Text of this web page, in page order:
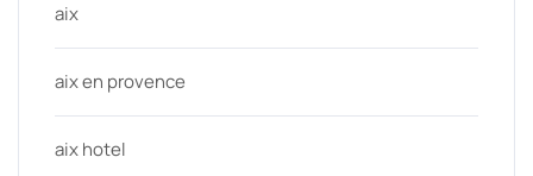
aix
aix en provence
aix hotel